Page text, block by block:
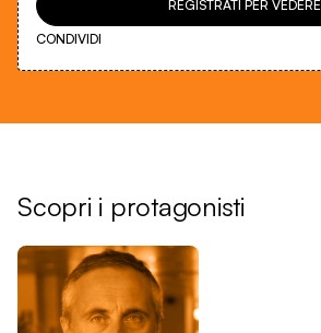
REGISTRATI PER VEDERE
CONDIVIDI
Scopri i protagonisti